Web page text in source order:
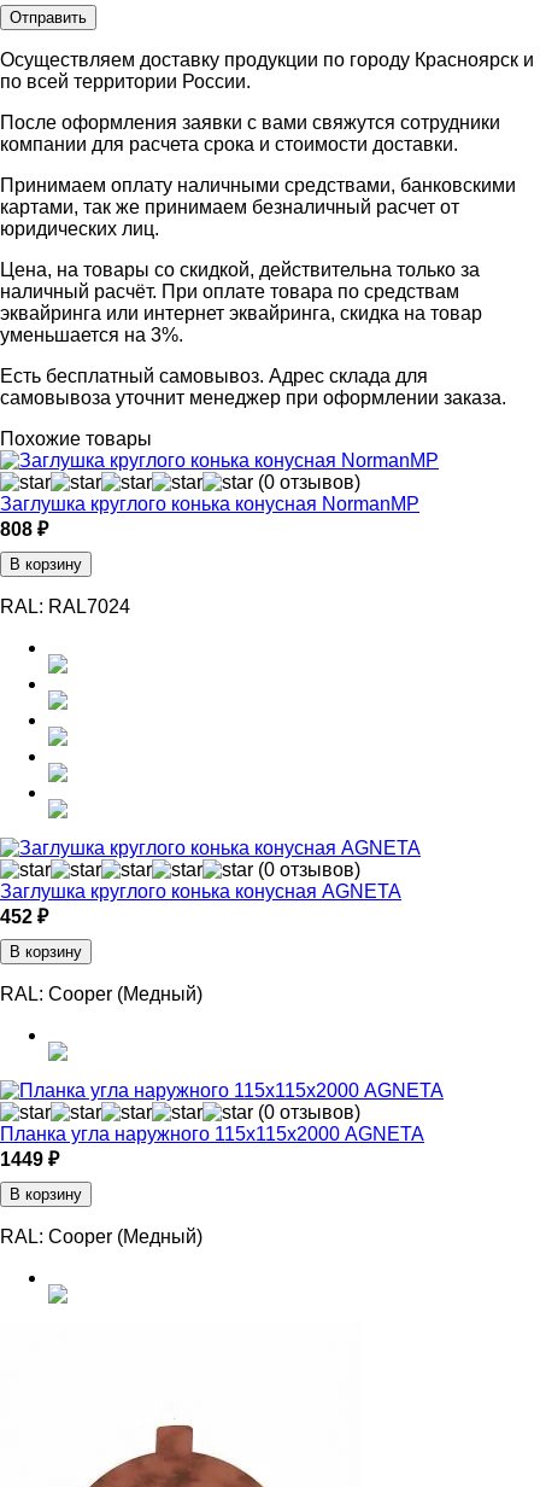
Осуществляем доставку продукции по городу Красноярск и
по всей территории России.
После оформления заявки с вами свяжутся сотрудники
компании для расчета срока и стоимости доставки.
Принимаем оплату наличными средствами, банковскими
картами, так же принимаем безналичный расчет от
юридических лиц.
Цена, на товары со скидкой, действительна только за
наличный расчёт. При оплате товара по средствам
эквайринга или интернет эквайринга, скидка на товар
уменьшается на 3%.
Есть бесплатный самовывоз. Адрес склада для
самовывоза уточнит менеджер при оформлении заказа.
Похожие товары
(0 отзывов)
Заглушка круглого конька конусная NormanMP
808 ₽
В корзину
RAL: RAL7024
(0 отзывов)
Заглушка круглого конька конусная AGNETA
452 ₽
В корзину
RAL: Cooper (Медный)
(0 отзывов)
Планка угла наружного 115х115х2000 AGNETA
1449 ₽
В корзину
RAL: Cooper (Медный)